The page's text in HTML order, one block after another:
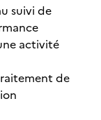
suivi de
activité
de